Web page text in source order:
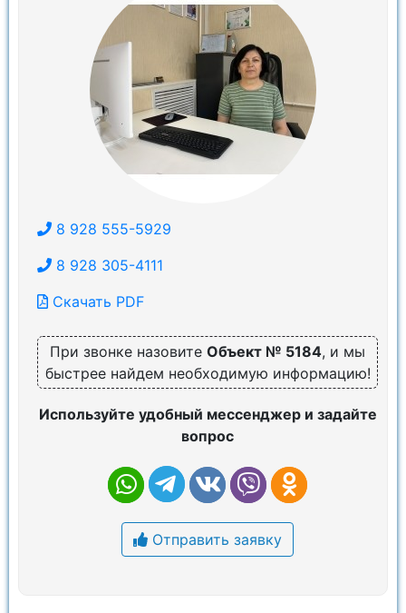
8 928 555-5929
8 928 305-4111
Скачать PDF
При звонке назовите Объект № 5184, и мы
быстрее найдем необходимую информацию!
Используйте удобный мессенджер и задайте
вопрос
Отправить заявку